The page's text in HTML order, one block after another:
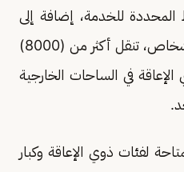
المحددة للخدمة، إضافة إلى
عربات كهربائية تتسع لعدة أشخاص، تنقل أكثر من (8000)
في الساحات الخارجية
لفئات ذوي الإعاقة وكبار